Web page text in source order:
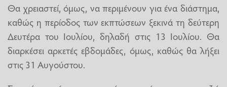
Θα χρειαστεί, όμως, να περιμένουν για ένα διάστημα,
καθώς η περίοδος των εκπτώσεων ξεκινά τη δεύτερη
Δευτέρα του Ιουλίου, δηλαδή στις 13 Ιουλίου. Θα
διαρκέσει αρκετές εβδομάδες, όμως, καθώς θα λήξει
στις 31 Αυγούστου.